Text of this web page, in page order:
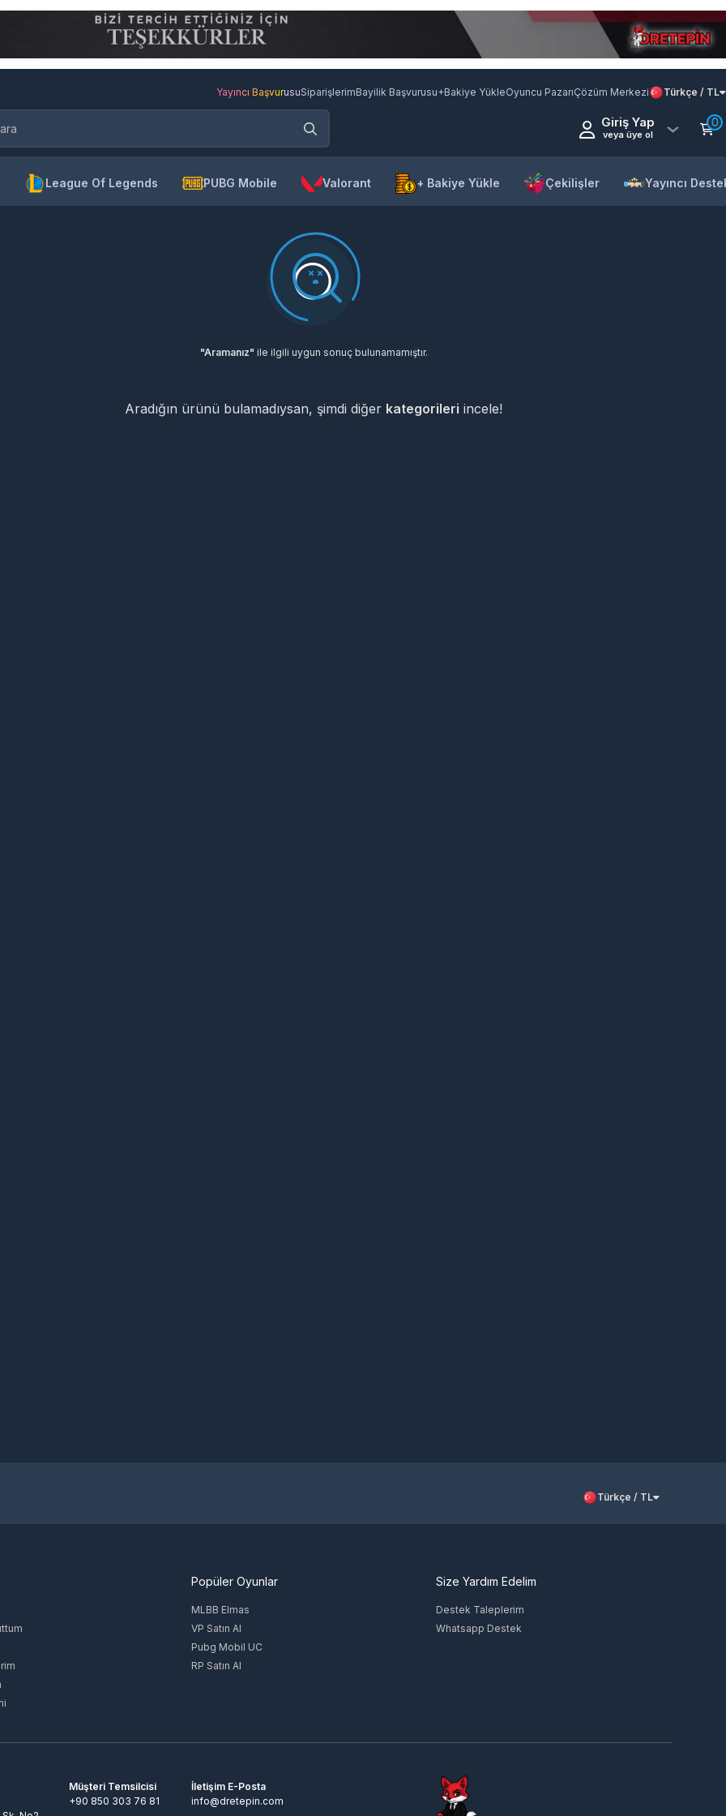
Yayıncı BaşvurusuSiparişlerimBayilik Başvurusu+Bakiye YükleOyuncu PazarıÇözüm Merkezi Türkçe / TL
Giriş Yap
veya üye ol
0
League Of Legends PUBG Mobile Valorant + Bakiye Yükle Çekilişler Yayıncı
"Aramanız" ile ilgili uygun sonuç bulunamamıştır.
Aradığın ürünü bulamadıysan, şimdi diğer kategorileri incele!
Türkçe / TL
Popüler Oyunlar
MLBB Elmas
VP Satın Al
Pubg Mobil UC
RP Satın Al
Size Yardım Edelim
Destek Taleplerim
Whatsapp Destek
Müşteri Temsilcisi
+90 850 303 76 81
İletişim E-Posta
info@dretepin.com